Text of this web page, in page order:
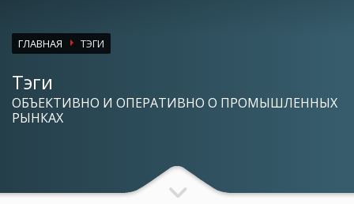
ГЛАВНАЯ ТЭГИ
Тэги
ОБЪЕКТИВНО И ОПЕРАТИВНО О ПРОМЫШЛЕННЫХ
РЫНКАХ